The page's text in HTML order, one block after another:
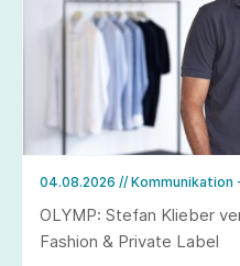
04.08.2026 // Kommunikation
OLYMP: Stefan Klieber
Fashion & Private Label